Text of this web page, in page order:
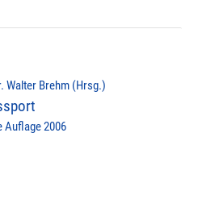
Walter Brehm (Hrsg.)
Auflage 2006